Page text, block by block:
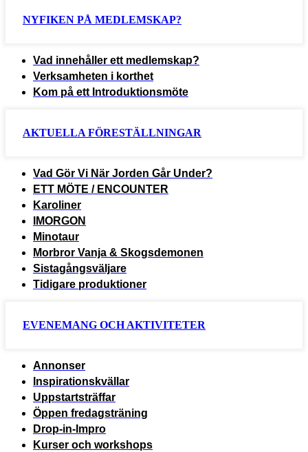
NYFIKEN PÅ MEDLEMSKAP?
Vad innehåller ett medlemskap?
Verksamheten i korthet
Kom på ett Introduktionsmöte
AKTUELLA FÖRESTÄLLNINGAR
Vad Gör Vi När Jorden Går Under?
ETT MÖTE / ENCOUNTER
Karoliner
IMORGON
Minotaur
Morbror Vanja & Skogsdemonen
Sistagångsväljare
Tidigare produktioner
EVENEMANG OCH AKTIVITETER
Annonser
Inspirationskvällar
Uppstartsträffar
Öppen fredagsträning
Drop-in-Impro
Kurser och workshops